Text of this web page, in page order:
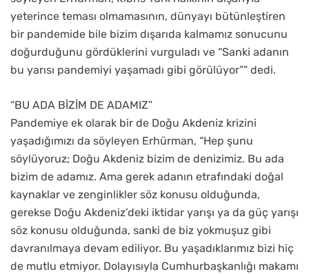
yeterince teması olmamasının, dünyayı bütünleştiren
bir pandemide bile bizim dışarıda kalmamız sonucunu
doğurduğunu gördüklerini vurguladı ve “Sanki adanın
bu yarısı pandemiyi yaşamadı gibi görülüyor”” dedi.
“BU ADA BİZİM DE ADAMIZ”
Pandemiye ek olarak bir de Doğu Akdeniz krizini
yaşadığımızı da söyleyen Erhürman, “Hep şunu
söylüyoruz; Doğu Akdeniz bizim de denizimiz. Bu ada
bizim de adamız. Ama gerek adanın etrafındaki doğal
kaynaklar ve zenginlikler söz konusu olduğunda,
gerekse Doğu Akdeniz’deki iktidar yarışı ya da güç yarışı
söz konusu olduğunda, sanki de biz yokmuşuz gibi
davranılmaya devam ediliyor. Bu yaşadıklarımız bizi hiç
de mutlu etmiyor. Dolayısıyla Cumhurbaşkanlığı makamı